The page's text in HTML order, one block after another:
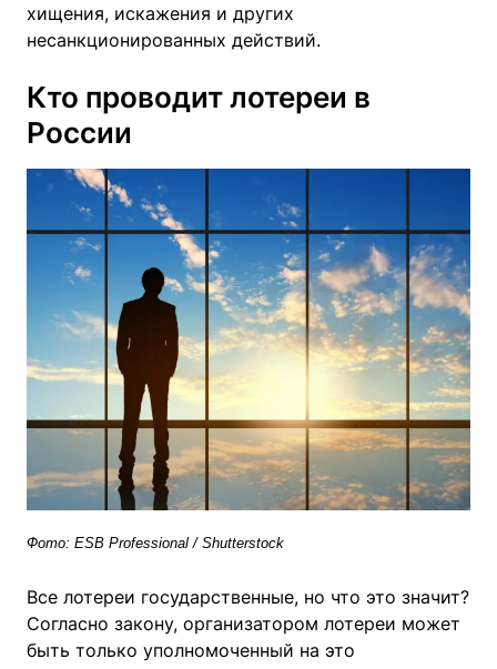
хищения, искажения и других
несанкционированных действий.
Кто проводит лотереи в
России
Фото: ESB Professional / Shutterstock
Все лотереи государственные, но что это значит?
Согласно закону, организатором лотереи может
быть только уполномоченный на это